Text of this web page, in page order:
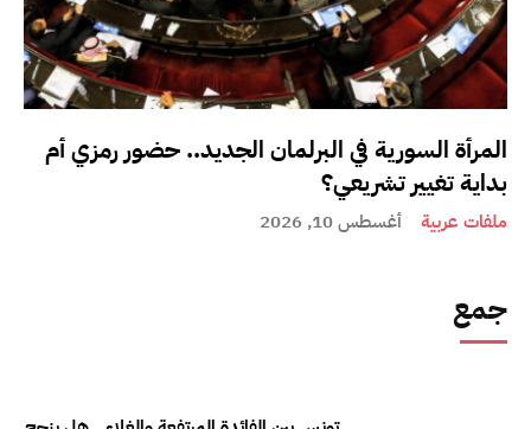
المرأة السورية في البرلمان الجديد.. حضور رمزي أم
بداية تغيير تشريعي؟
ملفات عربية أغسطس 10, 2026
جمع